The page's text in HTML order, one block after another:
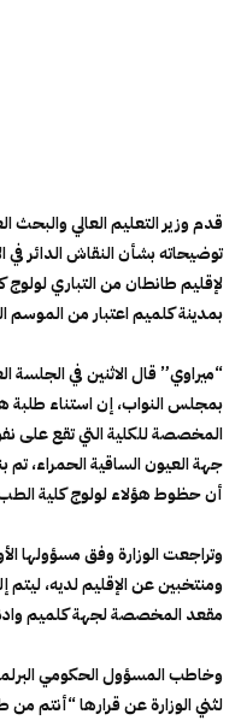
قدم وزير التعليم العالي والبحث
توضيحاته بشأن النقاش الدائر في
لإقليم طانطان من التباري لولوج
بمدينة كلميم اعتبار من الموسم
“ميراوي” قال الاثنين في
بمجلس النواب، إن استناء طلبة
المخصصة للكلية التي تقع على
جهة العيون الساقية الحمراء، تم
أن حظوط هؤلاء لولوج كلية
وتراجعت الوزارة وفق مسؤولها
مقعد المخصصة لجهة كلميم
وخاطب المسؤول الحكومي
لثني الوزارة عن قرارها “أنتم